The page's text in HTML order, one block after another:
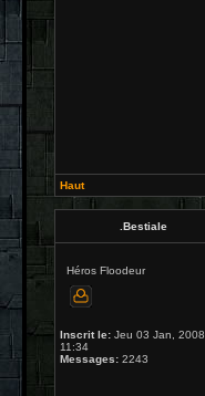
Haut
.Bestiale
Héros Floodeur
Inscrit le: Jeu 03 Jan, 2008
11:34
Messages: 2243